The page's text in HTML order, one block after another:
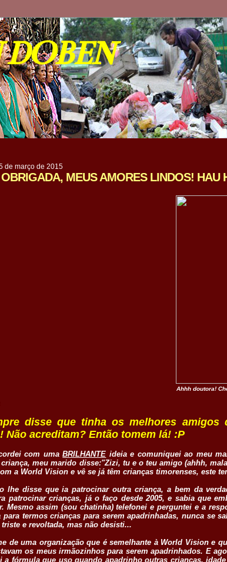
de março de 2015
MEUS AMORES LINDOS! HAU
Ahhh doutora!
disse que tinha os melhores
Não acreditam? Então tomem lá! :P
com umaBRILHANTE ideia e comuniquei ao meu
meu marido disse:"Zizi, tu e o teu amigo (ahhh,
a World Vision e vê se já têm crianças timorenses, este
lhe disse que ia patrocinar outra criança, a bem da
patrocinar crianças, já o faço desde 2005, e sabia que
Mesmo assim (sou chatinha) telefonei e perguntei e a
para termos crianças para serem apadrinhadas, nunca se
e revoltada, mas não desisti...
de uma organização que é semelhante à World Vision e
os meus irmãozinhos para serem apadrinhados. E
a fórmula que uso quando apadrinho outras crianças,